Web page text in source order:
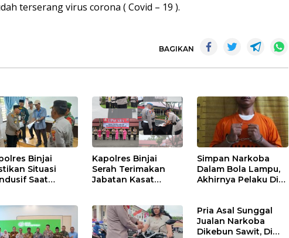
terserang virus corona ( Covid – 19 ).
BAGIKAN
Binjai
Situasi
Saat
I
Kapolres Binjai
Serah Terimakan
Jabatan Kasat
Utara
Simpan Narkoba
Dalam Bola Lampu,
Akhirnya Pelaku Di
Pria Asal Sunggal
Jualan Narkoba
Dikebun Sawit, Di